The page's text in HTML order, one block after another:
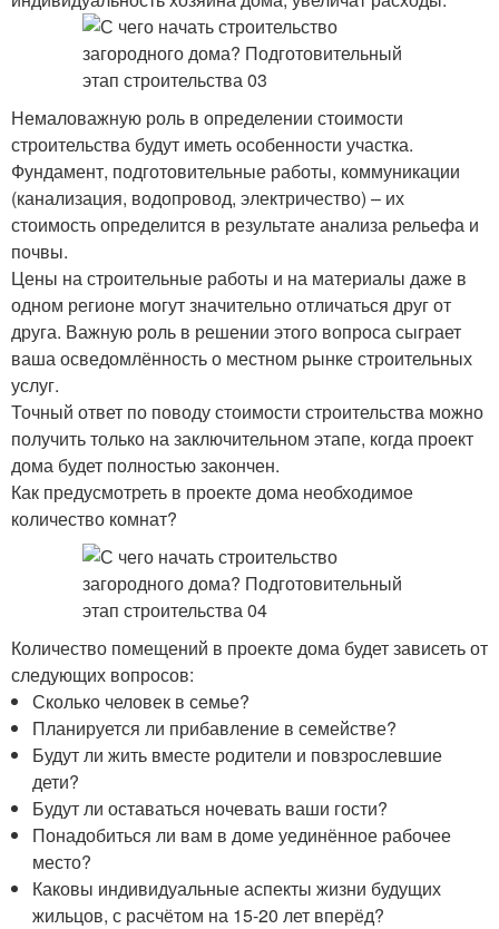
Немаловажную роль в определении стоимости
строительства будут иметь особенности участка.
Фундамент, подготовительные работы, коммуникации
(канализация, водопровод, электричество) – их
стоимость определится в результате анализа рельефа и
почвы.
Цены на строительные работы и на материалы даже в
одном регионе могут значительно отличаться друг от
друга. Важную роль в решении этого вопроса сыграет
ваша осведомлённость о местном рынке строительных
услуг.
Точный ответ по поводу стоимости строительства можно
получить только на заключительном этапе, когда проект
дома будет полностью закончен.
Как предусмотреть в проекте дома необходимое
количество комнат?
Количество помещений в проекте дома будет зависеть от
следующих вопросов:
Сколько человек в семье?
Планируется ли прибавление в семействе?
Будут ли жить вместе родители и повзрослевшие
дети?
Будут ли оставаться ночевать ваши гости?
Понадобиться ли вам в доме уединённое рабочее
место?
Каковы индивидуальные аспекты жизни будущих
жильцов, с расчётом на 15-20 лет вперёд?